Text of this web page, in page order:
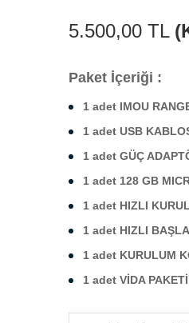
5.500,00 TL
Paket İçeriği :
1 adet IMOU
1 adet USB
1 adet GÜÇ
1 adet 128 GB
1 adet HIZLI
1 adet HIZLI
1 adet KURULUM
1 adet VİDA PAKETİ